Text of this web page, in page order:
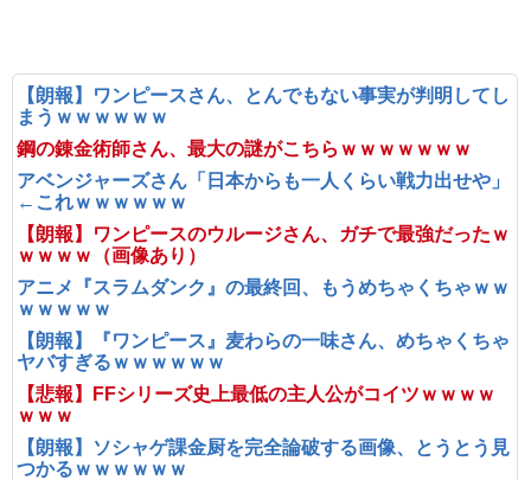
【朗報】ワンピースさん、とんでもない事実が判明してし
まうｗｗｗｗｗｗ
鋼の錬金術師さん、最大の謎がこちらｗｗｗｗｗｗｗ
アベンジャーズさん「日本からも一人くらい戦力出せや」
←これｗｗｗｗｗｗ
【朗報】ワンピースのウルージさん、ガチで最強だったｗ
ｗｗｗｗ（画像あり）
アニメ『スラムダンク』の最終回、もうめちゃくちゃｗｗ
ｗｗｗｗｗ
【朗報】『ワンピース』麦わらの一味さん、めちゃくちゃ
ヤバすぎるｗｗｗｗｗｗ
【悲報】FFシリーズ史上最低の主人公がコイツｗｗｗｗ
ｗｗｗ
【朗報】ソシャゲ課金厨を完全論破する画像、とうとう見
つかるｗｗｗｗｗｗ